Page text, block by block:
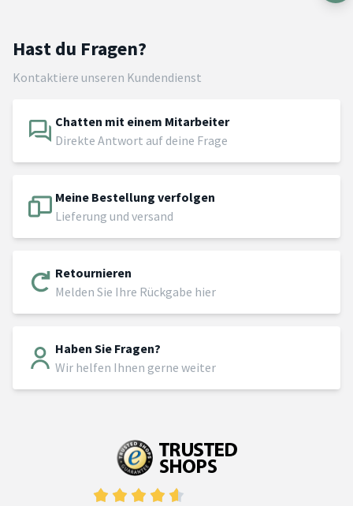
Hast du Fragen?
Kontaktiere unseren Kundendienst
Chatten mit einem Mitarbeiter
Direkte Antwort auf deine Frage
Meine Bestellung verfolgen
Lieferung und versand
Retournieren
Melden Sie Ihre Rückgabe hier
Haben Sie Fragen?
Wir helfen Ihnen gerne weiter